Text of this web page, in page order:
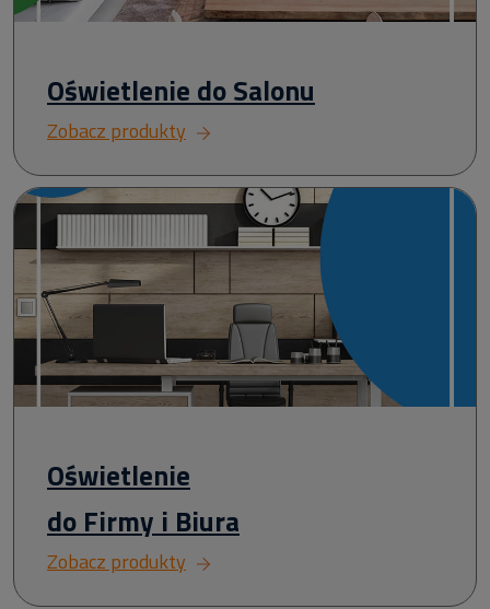
Oświetlenie do Salonu
Zobacz produkty
Oświetlenie
do Firmy i Biura
Zobacz produkty